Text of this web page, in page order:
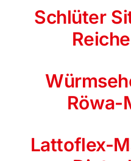
Schlüter
Röwa-
Lattoflex-